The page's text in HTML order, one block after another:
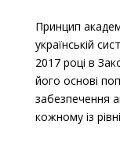
Принцип
українській
2017 році в
його основі
забезпечення
кожному із